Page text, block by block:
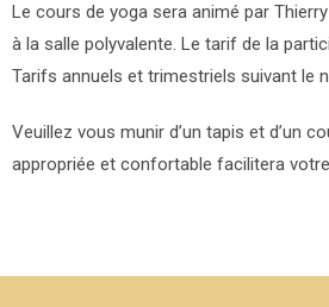
Le cours de yoga sera animé par
à la salle polyvalente. Le tarif de la
Tarifs annuels et trimestriels suivant le
Veuillez vous munir d’un tapis et d’un
appropriée et confortable facilitera